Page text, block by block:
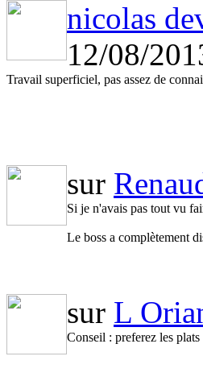
nicolas
12/08/
Travail superficiel, pas assez de
sur
Si je n'avais pas tout vu
Le boss a complètement
sur L
Conseil : preferez les